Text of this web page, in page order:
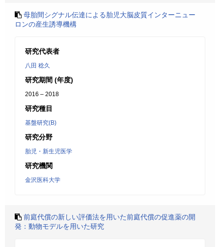
母胎間シグナル伝達による胎児大脳皮質インターニュー
ロンの産生誘導機構
研究代表者
八田 稔久
研究期間 (年度)
2016 – 2018
研究種目
基盤研究(B)
研究分野
胎児・新生児医学
研究機関
金沢医科大学
前庭代償の新しい評価法を用いた前庭代償の促進薬の開
発：動物モデルを用いた研究